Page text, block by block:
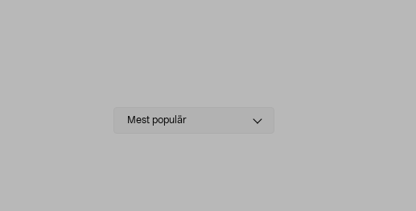
Select
Mest populär